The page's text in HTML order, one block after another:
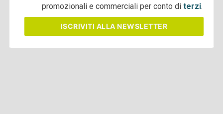
promozionali e commerciali per conto diterzi.
ISCRIVITI ALLA NEWSLETTER